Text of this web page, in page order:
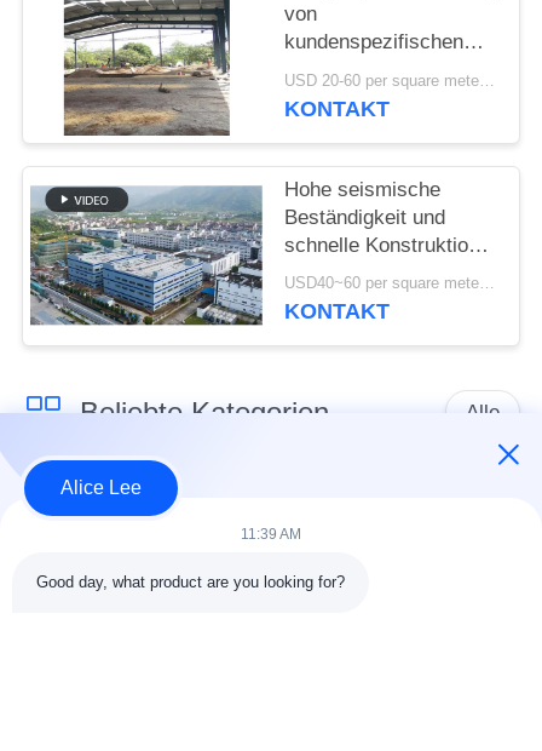
von
kundenspezifischen
Stahlbauhallen in Benin
USD 20-60 per square meter MOQ:1000 Quadratmeter
KONTAKT
Hohe seismische
Beständigkeit und
schnelle Konstruktion
mit langlebiger
Stahlkonstruktion
USD40~60 per square meter MOQ:1000 Quadratmeter
KONTAKT
Beliebte Kategorien Alle
Stahlkonstruktionsbau
Stahlkonstruktion
Architektonischer
Alice Lee
11:39 AM
Good day, what product are you looking for?